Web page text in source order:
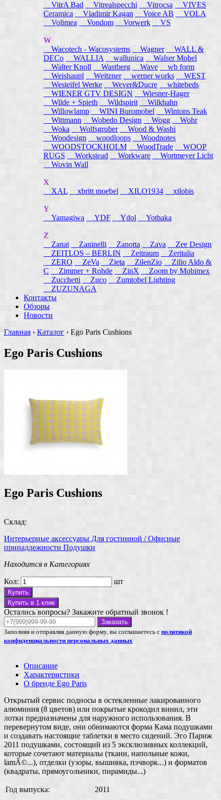
VitrA Bad
Vitrealspecchi Vitrocsa
VIVES
Ceramica
Vladimir Kagan Voice AB
VOLA
Volimea
Vondom Vorwerk VS
W
Wacotech - Wacosystems
Wagner
WALL &
DECo
WALLIA wallunica
Walser Mobel
Walter Knoll
Wastberg Wave
wb form
Weishaupl
Weitzner werner works
WEST
Westeifel Werke
Wever&Ducre
whitebeds
WIENER GTV DESIGN
Wiesner-Hager
Wilde + Spieth
Wildspirit
Wilkhahn
Willowlamp
WINI Buromobel
Wintons Teak
Wittmann
Wobedo Design Wogg
Wohr
Woka
Wolfsgruber
Wood & Washi
Woodesign
woodloops
Woodnotes
WOODSTOCKHOLM
WoodTrade
WOOP
RUGS
Workstead Workware
Wortmeyer Licht
Wovin Wall
X
XAL
xbritt moebel XILO1934 xilobis
Y
Yamagiwa
YDF Ydol Yothaka
Z
Zanat
Zaninelli Zanotta Zava
Zee Design
ZEITLOS – BERLIN
Zeitraum
Zeritalia
ZERO
ZeVa Zieta ZilenZio
Zilio Aldo &
C
Zimmer + Rohde ZinX
Zoom by Mobimex
Zucchetti
Zuco
Zumtobel Lighting
ZUZUNAGA
Контакты
Обзоры
Новости
Главная › Каталог › Ego Paris Cushions
Ego Paris Cushions
Ego Paris Cushions
Склад:
Интерьерные аксессуары Для гостинной / Офисные
принадлежности Подушки
Находится в Категориях
Кол: шт
Купить
Купить в 1 клик
Остались вопросы? Закажите обратный звонок !
Заказать
Заполняя и отправляя данную форму, вы соглашаетесь с политикой
конфиденциальности персональных данных
Описание
Характеристики
О бренде Ego Paris
Открытый сервис подносы в остекленные лакированного
алюминия (8 цветов) или покрытые крокодил винил, эти
лотки предназначены для наружного использования. В
перевернутом виде, они обнимаются форма Кама подушками
и создавать настоящие таблетки в место сидений. Эго Париж
2011 подушками, состоящий из 5 эксклюзивных коллекций,
которые сочетают материалы (ткани, напольные кожи,
lamÃ©...), отделки (узоры, вышивка, пэчворк...) и форматов
(квадраты, прямоугольники, пирамиды...)
Год выпуска: 2011